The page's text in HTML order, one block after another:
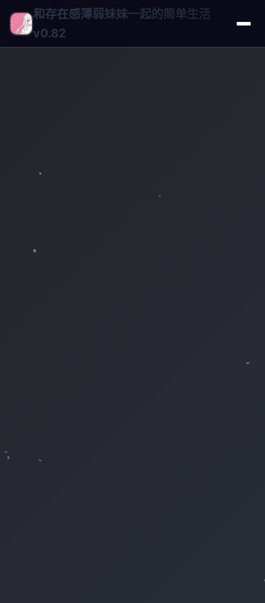
和存在感薄弱妹妹一起的简单生活
v0.82